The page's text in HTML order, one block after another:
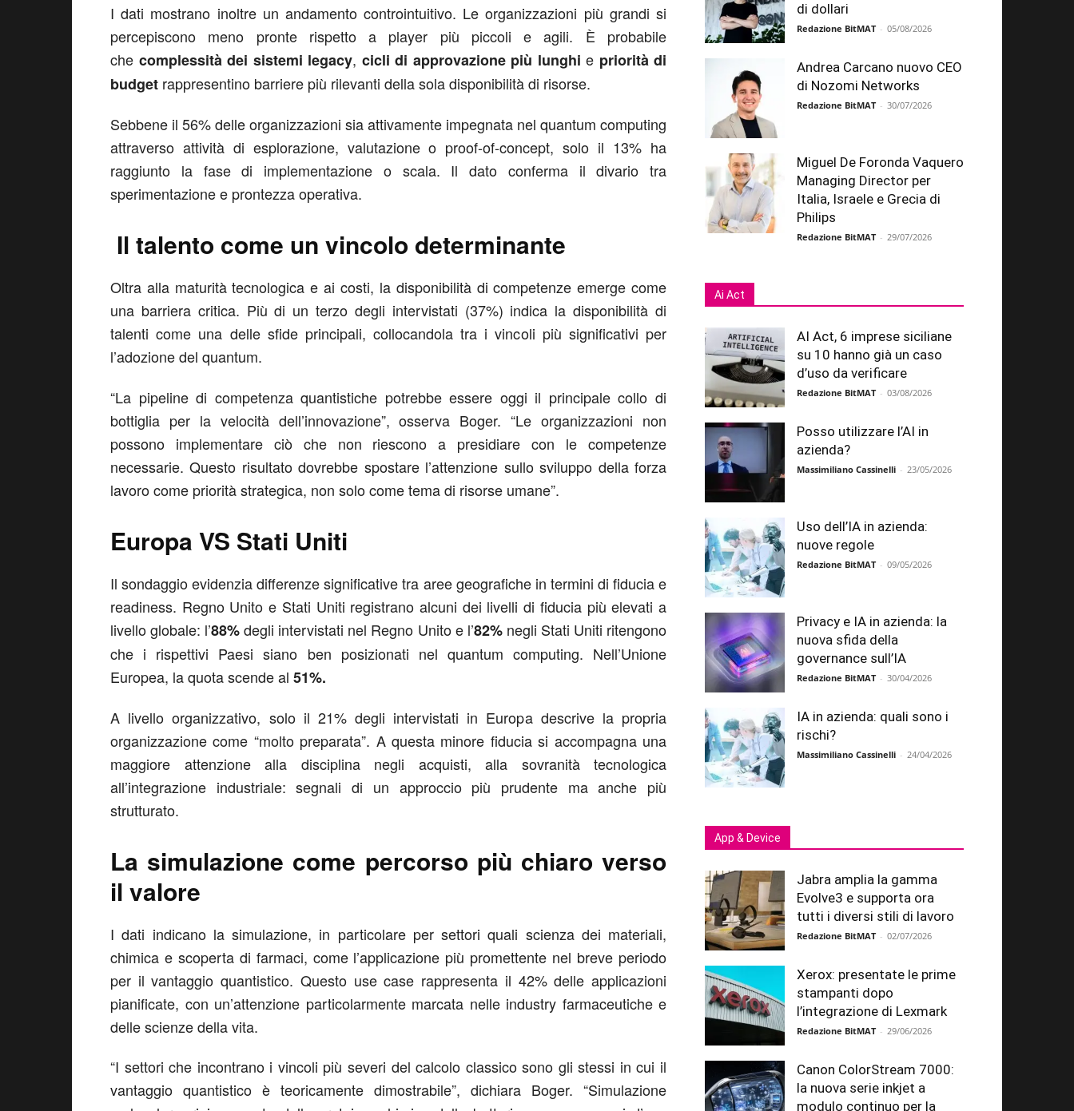
I dati mostrano inoltre un andamento controintuitivo. Le organizzazioni più grandi si
percepiscono meno pronte rispetto a player più piccoli e agili. È probabile
che complessità dei sistemi legacy, cicli di approvazione più lunghi e priorità di
budget rappresentino barriere più rilevanti della sola disponibilità di risorse.
Sebbene il 56% delle organizzazioni sia attivamente impegnata nel quantum computing
attraverso attività di esplorazione, valutazione o proof-of-concept, solo il 13% ha
raggiunto la fase di implementazione o scala. Il dato conferma il divario tra
sperimentazione e prontezza operativa.
Il talento come un vincolo determinante
Oltra alla maturità tecnologica e ai costi, la disponibilità di competenze emerge come
una barriera critica. Più di un terzo degli intervistati (37%) indica la disponibilità di
talenti come una delle sfide principali, collocandola tra i vincoli più significativi per
l’adozione del quantum.
“La pipeline di competenza quantistiche potrebbe essere oggi il principale collo di
bottiglia per la velocità dell’innovazione”, osserva Boger. “Le organizzazioni non
possono implementare ciò che non riescono a presidiare con le competenze
necessarie. Questo risultato dovrebbe spostare l’attenzione sullo sviluppo della forza
lavoro come priorità strategica, non solo come tema di risorse umane”.
Europa VS Stati Uniti
Il sondaggio evidenzia differenze significative tra aree geografiche in termini di fiducia e
readiness. Regno Unito e Stati Uniti registrano alcuni dei livelli di fiducia più elevati a
livello globale: l’88% degli intervistati nel Regno Unito e l’82% negli Stati Uniti ritengono
che i rispettivi Paesi siano ben posizionati nel quantum computing. Nell’Unione
Europea, la quota scende al 51%.
A livello organizzativo, solo il 21% degli intervistati in Europa descrive la propria
organizzazione come “molto preparata”. A questa minore fiducia si accompagna una
maggiore attenzione alla disciplina negli acquisti, alla sovranità tecnologica
all’integrazione industriale: segnali di un approccio più prudente ma anche più
strutturato.
La simulazione come percorso più chiaro verso
il valore
I dati indicano la simulazione, in particolare per settori quali scienza dei materiali,
chimica e scoperta di farmaci, come l’applicazione più promettente nel breve periodo
per il vantaggio quantistico. Questo use case rappresenta il 42% delle applicazioni
pianificate, con un’attenzione particolarmente marcata nelle industry farmaceutiche e
delle scienze della vita.
“I settori che incontrano i vincoli più severi del calcolo classico sono gli stessi in cui il
vantaggio quantistico è teoricamente dimostrabile”, dichiara Boger. “Simulazione
di dollari
Redazione BitMAT - 05/08/2026
Andrea Carcano nuovo CEO
di Nozomi Networks
Redazione BitMAT - 30/07/2026
Miguel De Foronda Vaquero
Managing Director per
Italia, Israele e Grecia di
Philips
Redazione BitMAT - 29/07/2026
Ai Act
AI Act, 6 imprese siciliane
su 10 hanno già un caso
d’uso da verificare
Redazione BitMAT - 03/08/2026
Posso utilizzare l’AI in
azienda?
Massimiliano Cassinelli - 23/05/2026
Uso dell’IA in azienda:
nuove regole
Redazione BitMAT - 09/05/2026
Privacy e IA in azienda: la
nuova sfida della
governance sull’IA
Redazione BitMAT - 30/04/2026
IA in azienda: quali sono i
rischi?
Massimiliano Cassinelli - 24/04/2026
App & Device
Jabra amplia la gamma
Evolve3 e supporta ora
tutti i diversi stili di lavoro
Redazione BitMAT - 02/07/2026
Xerox: presentate le prime
stampanti dopo
l’integrazione di Lexmark
Redazione BitMAT - 29/06/2026
Canon ColorStream 7000:
la nuova serie inkjet a
modulo continuo per la